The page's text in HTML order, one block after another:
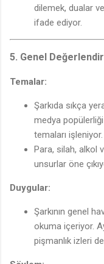
dilemek, dualar
ifade ediyor.
5. Genel
Temalar:
Şarkıda sıkça
medya
temaları işleniyor.
Para, silah, alkol
unsurlar öne
Duygular:
Şarkının genel
okuma içeriyor.
pişmanlık izleri